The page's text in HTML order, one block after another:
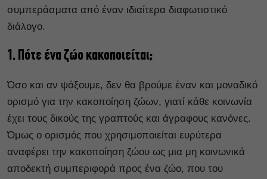
συμπεράσματα από έναν ιδιαίτερα διαφωτιστικό
διάλογο.
1. Πότε ένα ζώο κακοποιείται;
Όσο και αν ψάξουμε, δεν θα βρούμε έναν και μοναδικό
ορισμό για την κακοποίηση ζώων, γιατί κάθε κοινωνία
έχει τους δικούς της γραπτούς και άγραφους κανόνες.
Όμως ο ορισμός που χρησιμοποιείται ευρύτερα
αναφέρει την κακοποίηση ζώου ως μια μη κοινωνικά
αποδεκτή συμπεριφορά προς ένα ζώο, που του